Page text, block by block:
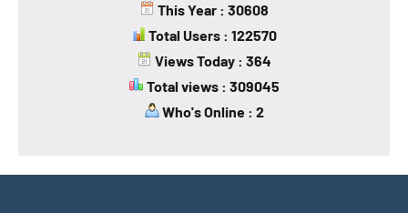
This Year : 30608
Total Users : 122570
Views Today : 364
Total views : 309045
Who's Online : 2